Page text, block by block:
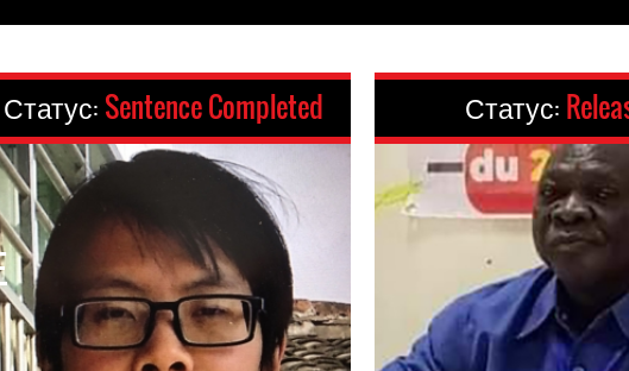
Статус: Sentence Completed Статус: